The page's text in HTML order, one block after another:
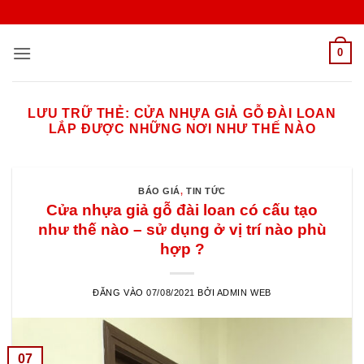
nội
0
LƯU TRỮ THẺ: CỬA NHỰA GIẢ GỖ ĐÀI LOAN
LẮP ĐƯỢC NHỮNG NƠI NHƯ THẾ NÀO
BÁO GIÁ,TIN TỨC
Cửa nhựa giả gỗ đài loan có cấu tạo
như thế nào – sử dụng ở vị trí nào phù
hợp ?
ĐĂNG VÀO07/08/2021 BỞI ADMIN WEB
07